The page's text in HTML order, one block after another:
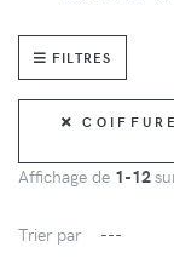
FILTRES
Affichage de 1-12
Trier par